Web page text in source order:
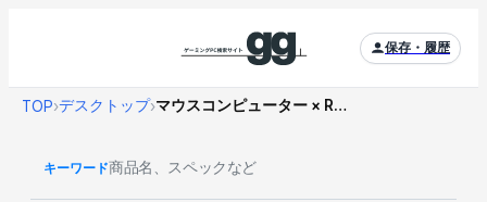
保存・履歴
TOP›デスクトップ› マウスコンピューター × RX 9060 XT (16GB)
キーワード